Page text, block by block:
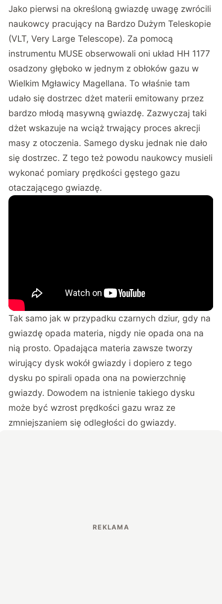
Jako pierwsi na określoną gwiazdę uwagę zwrócili
naukowcy pracujący na Bardzo Dużym Teleskopie
(VLT, Very Large Telescope). Za pomocą
instrumentu MUSE obserwowali oni układ HH 1177
osadzony głęboko w jednym z obłoków gazu w
Wielkim Mgławicy Magellana. To właśnie tam
udało się dostrzec dżet materii emitowany przez
bardzo młodą masywną gwiazdę. Zazwyczaj taki
dżet wskazuje na wciąż trwający proces akrecji
masy z otoczenia. Samego dysku jednak nie dało
się dostrzec. Z tego też powodu naukowcy musieli
wykonać pomiary prędkości gęstego gazu
otaczającego gwiazdę.
Tak samo jak w przypadku czarnych dziur, gdy na
gwiazdę opada materia, nigdy nie opada ona na
nią prosto. Opadająca materia zawsze tworzy
wirujący dysk wokół gwiazdy i dopiero z tego
dysku po spirali opada ona na powierzchnię
gwiazdy. Dowodem na istnienie takiego dysku
może być wzrost prędkości gazu wraz ze
zmniejszaniem się odległości do gwiazdy.